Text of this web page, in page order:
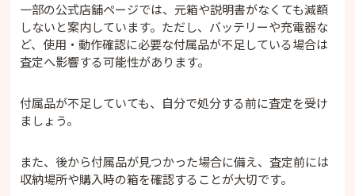
一部の公式店舗ページでは、元箱や説明書がなくても減額
しないと案内しています。ただし、バッテリーや充電器な
ど、使用・動作確認に必要な付属品が不足している場合は
査定へ影響する可能性があります。
付属品が不足していても、自分で処分する前に査定を受け
ましょう。
また、後から付属品が見つかった場合に備え、査定前には
収納場所や購入時の箱を確認することが大切です。